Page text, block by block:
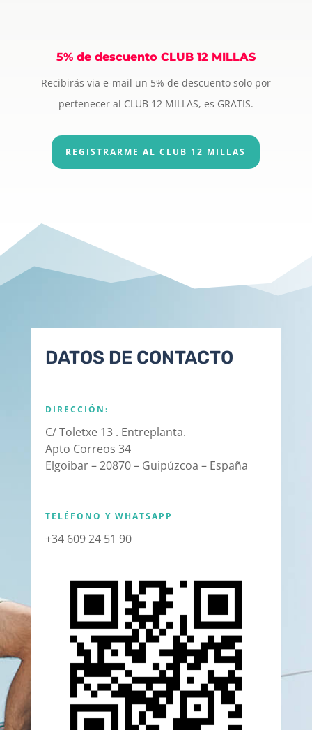
5% de descuento CLUB 12 MILLAS
Recibirás via e-mail un 5% de descuento solo por
pertenecer al CLUB 12 MILLAS, es GRATIS.
REGISTRARME AL CLUB 12 MILLAS
DATOS DE CONTACTO
DIRECCIÓN:
C/ Toletxe 13 . Entreplanta.
Apto Correos 34
Elgoibar – 20870 – Guipúzcoa – España
TELÉFONO Y WHATSAPP
+34 609 24 51 90